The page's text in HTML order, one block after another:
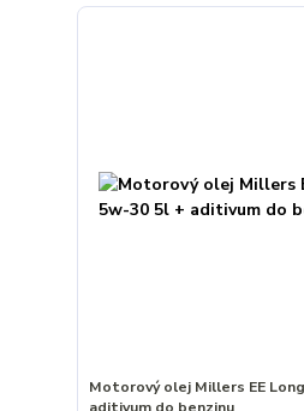
Motorový olej Millers EE